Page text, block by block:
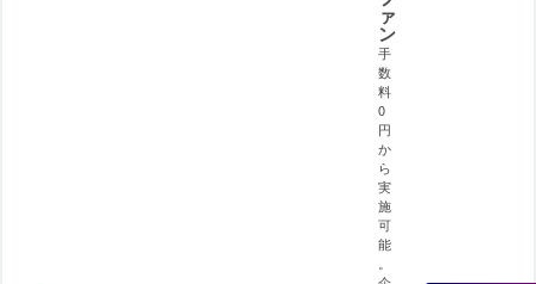
ァ
ン
手
数
料
0
円
か
ら
実
施
可
能